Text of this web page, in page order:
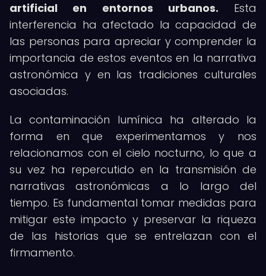
artificial en entornos urbanos. Esta
interferencia ha afectado la capacidad de
las personas para apreciar y comprender la
importancia de estos eventos en la narrativa
astronómica y en las tradiciones culturales
asociadas.
La contaminación lumínica ha alterado la
forma en que experimentamos y nos
relacionamos con el cielo nocturno, lo que a
su vez ha repercutido en la transmisión de
narrativas astronómicas a lo largo del
tiempo. Es fundamental tomar medidas para
mitigar este impacto y preservar la riqueza
de las historias que se entrelazan con el
firmamento.